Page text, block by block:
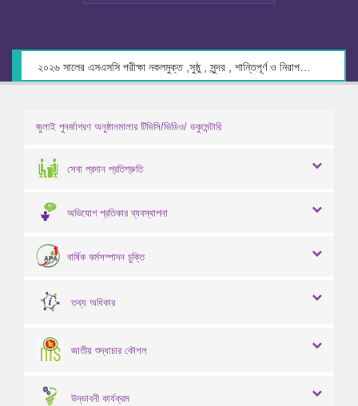
জুলাই পুনর্জাগরণ অনুষ্ঠানমালার টিভিসি/ভিডিও/ ডকুমেন্টারি
সেবা প্রদান প্রতিশ্রুতি
অভিযোগ প্রতিকার ব্যবস্থাপনা
বার্ষিক কর্মসম্পাদন চুক্তি
তথ্য অধিকার
জাতীয় শুদ্ধাচার কৌশল
উদ্ভাবনী কার্যক্রম